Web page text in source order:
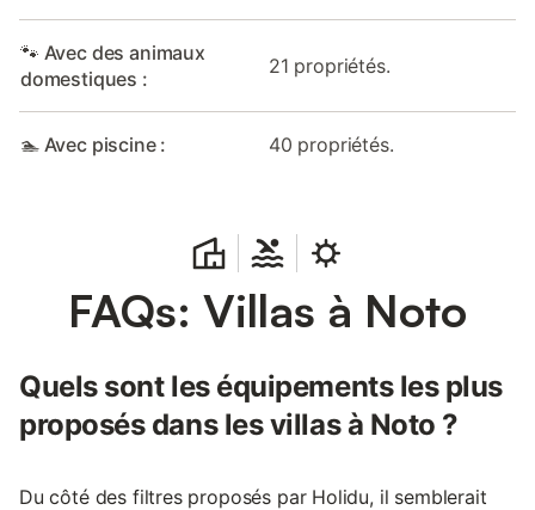
🐾 Avec des animaux
domestiques :
21 propriétés.
🏊 Avec piscine : 40 propriétés.
FAQs: Villas à Noto
Quels sont les équipements les plus
proposés dans les villas à Noto ?
Du côté des filtres proposés par Holidu, il semblerait